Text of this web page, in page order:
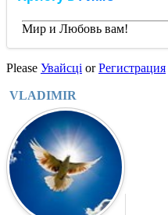
Мир и Любовь вам!
Please Увайсці orРегистрация
VLADIMIR